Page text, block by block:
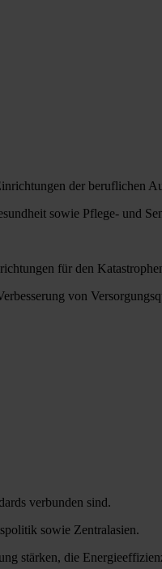
der beruflichen
sowie Pflege- und
für den
von
verbunden sind.
sowie Zentralasien.
stärken, die